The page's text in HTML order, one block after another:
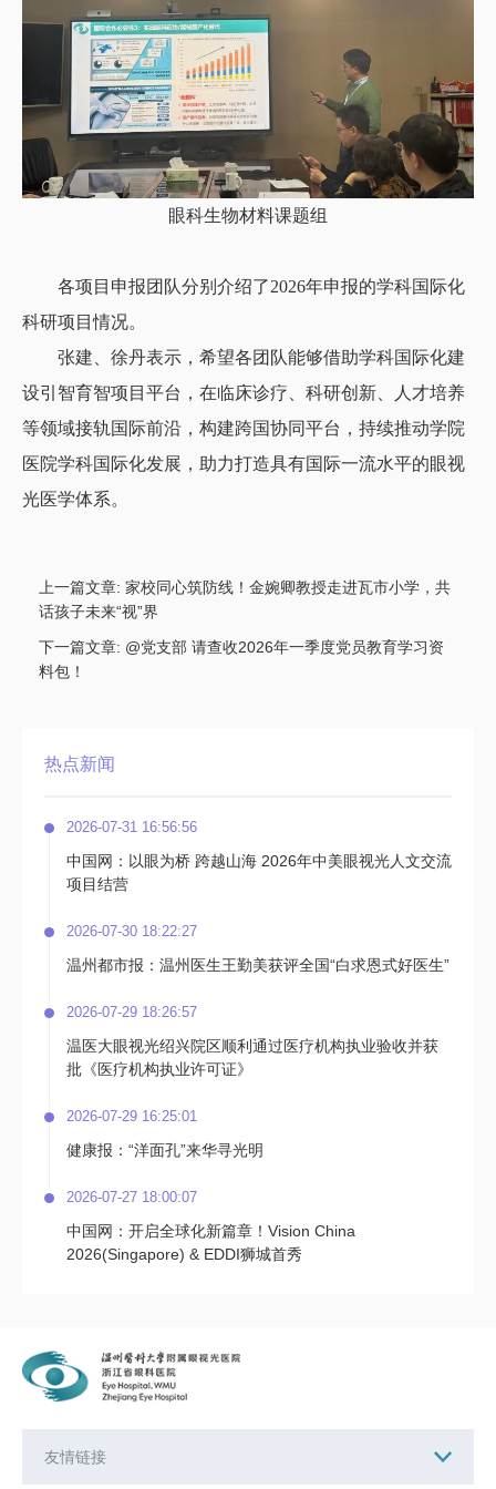
眼科生物材料课题组
各项目申报团队分别介绍了2026年申报的学科国际化
科研项目情况。
张建、徐丹表示，希望各团队能够借助学科国际化建
设引智育智项目平台，在临床诊疗、科研创新、人才培养
等领域接轨国际前沿，构建跨国协同平台，持续推动学院
医院学科国际化发展，助力打造具有国际一流水平的眼视
光医学体系。
上一篇文章: 家校同心筑防线！金婉卿教授走进瓦市小学，共
话孩子未来“视”界
下一篇文章: @党支部 请查收2026年一季度党员教育学习资
料包！
热点新闻
2026-07-31 16:56:56
中国网：以眼为桥 跨越山海 2026年中美眼视光人文交流
项目结营
2026-07-30 18:22:27
温州都市报：温州医生王勤美获评全国“白求恩式好医生”
2026-07-29 18:26:57
温医大眼视光绍兴院区顺利通过医疗机构执业验收并获
批《医疗机构执业许可证》
2026-07-29 16:25:01
健康报：“洋面孔”来华寻光明
2026-07-27 18:00:07
中国网：开启全球化新篇章！Vision China
2026(Singapore) & EDDI狮城首秀
友情链接